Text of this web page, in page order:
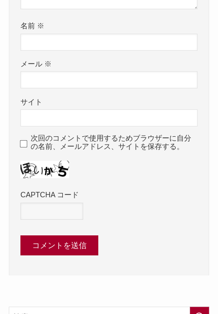
名前 ※
メール ※
サイト
次回のコメントで使用するためブラウザーに自分
の名前、メールアドレス、サイトを保存する。
CAPTCHA コード